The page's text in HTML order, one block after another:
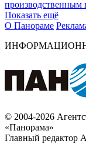
производственным
Показать ещё
О Панораме
© 2004-2026
«Панорама»
Главный редактор